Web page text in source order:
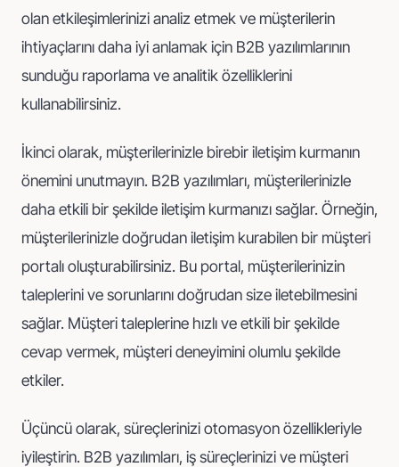
olan etkileşimlerinizi analiz etmek ve müşterilerin
ihtiyaçlarını daha iyi anlamak için B2B yazılımlarının
sunduğu raporlama ve analitik özelliklerini
kullanabilirsiniz.
İkinci olarak, müşterilerinizle birebir iletişim kurmanın
önemini unutmayın. B2B yazılımları, müşterilerinizle
daha etkili bir şekilde iletişim kurmanızı sağlar. Örneğin,
müşterilerinizle doğrudan iletişim kurabilen bir müşteri
portalı oluşturabilirsiniz. Bu portal, müşterilerinizin
taleplerini ve sorunlarını doğrudan size iletebilmesini
sağlar. Müşteri taleplerine hızlı ve etkili bir şekilde
cevap vermek, müşteri deneyimini olumlu şekilde
etkiler.
Üçüncü olarak, süreçlerinizi otomasyon özellikleriyle
iyileştirin. B2B yazılımları, iş süreçlerinizi ve müşteri